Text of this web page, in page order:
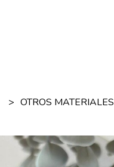
OTROS MATERIALES